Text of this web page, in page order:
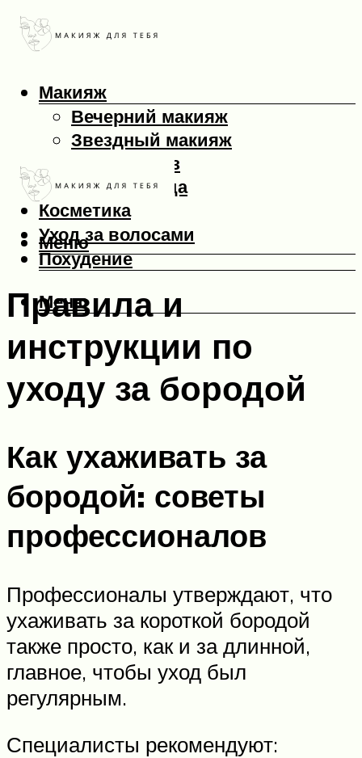
Макияж
Вечерний макияж
Звездный макияж
Макияж глаз
Макияж лица
Косметика
Уход за волосами
Похудение
Меню
Меню
Правила и
инструкции по
уходу за бородой
Как ухаживать за
бородой: советы
профессионалов
Профессионалы утверждают, что
ухаживать за короткой бородой
также просто, как и за длинной,
главное, чтобы уход был
регулярным.
Специалисты рекомендуют: